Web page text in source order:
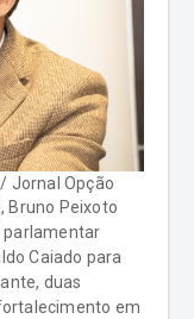
Jornal Opção
Bruno Peixoto
parlamentar
Caiado para
duas
em